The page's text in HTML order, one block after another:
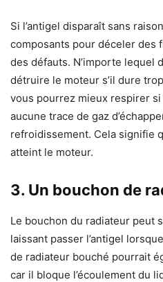
Si l’antigel disparaît sans
composants pour déceler des
des défauts. N’importe lequel
détruire le moteur s’il dure
vous pourrez mieux respirer
aucune trace de gaz
refroidissement. Cela signifie
atteint le moteur.
3. Un bouchon de
Le bouchon du radiateur peut
laissant passer l’antigel
de radiateur bouché pourrait
car il bloque l’écoulement du